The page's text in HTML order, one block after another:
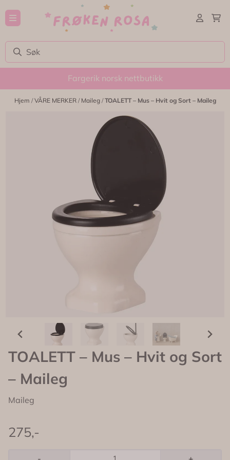
Hopp til innhold
Fargerik norsk nettbutikk
Hjem /VÅRE MERKER / Maileg /TOALETT – Mus – Hvit og Sort – Maileg
TOALETT – Mus – Hvit og Sort
– Maileg
Maileg
275,-